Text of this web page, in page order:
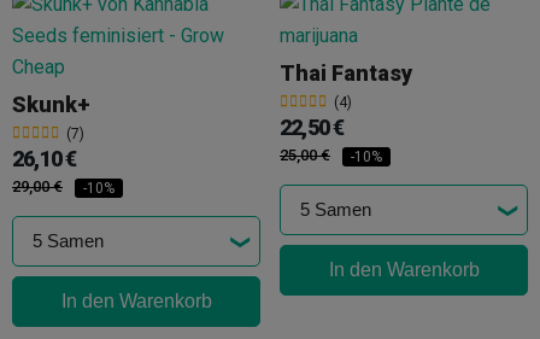
Skunk+
(7)
26,10 €
29,00 € -10%
In den Warenkorb
Thai Fantasy
(4)
22,50 €
25,00 € -10%
In den Warenkorb